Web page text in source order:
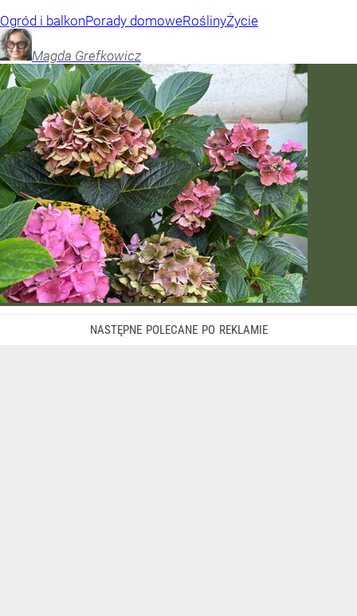
Ogród i balkonPorady domoweRoślinyŻycie
Magda Grefkowicz